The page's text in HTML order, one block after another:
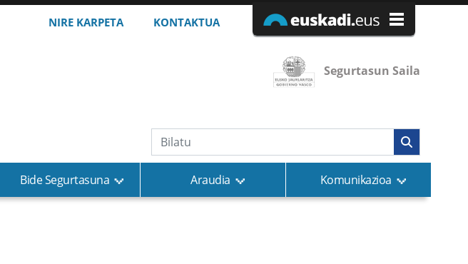
NIRE KARPETA KONTAKTUA
Segurtasun Saila
Bilaketa
Bide Segurtasuna Araudia Komunikazioa